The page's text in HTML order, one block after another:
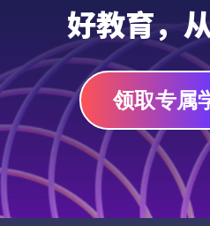
好教育，
领取专属